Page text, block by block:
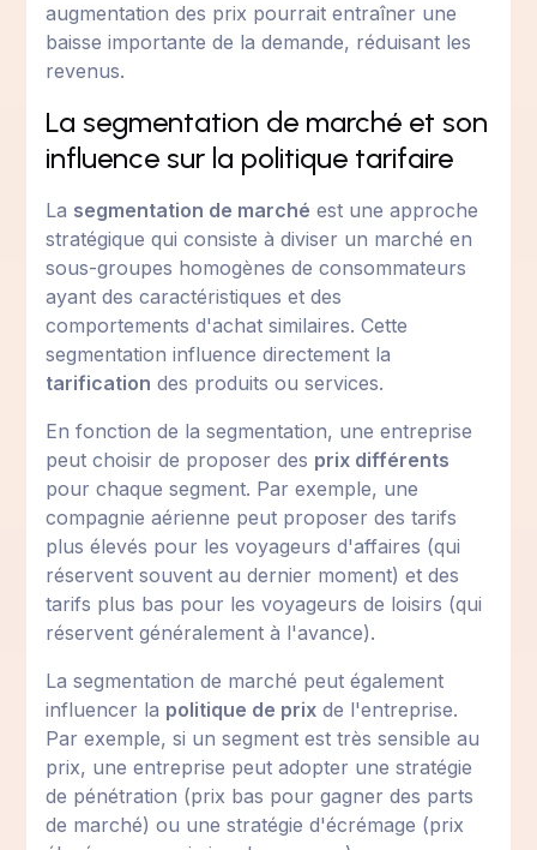
augmentation des prix pourrait entraîner une
baisse importante de la demande, réduisant les
revenus.
La segmentation de marché et son
influence sur la politique tarifaire
La segmentation de marché est une approche
stratégique qui consiste à diviser un marché en
sous-groupes homogènes de consommateurs
ayant des caractéristiques et des
comportements d'achat similaires. Cette
segmentation influence directement la
tarification des produits ou services.
En fonction de la segmentation, une entreprise
peut choisir de proposer des prix différents
pour chaque segment. Par exemple, une
compagnie aérienne peut proposer des tarifs
plus élevés pour les voyageurs d'affaires (qui
réservent souvent au dernier moment) et des
tarifs plus bas pour les voyageurs de loisirs (qui
réservent généralement à l'avance).
La segmentation de marché peut également
influencer la politique de prix de l'entreprise.
Par exemple, si un segment est très sensible au
prix, une entreprise peut adopter une stratégie
de pénétration (prix bas pour gagner des parts
de marché) ou une stratégie d'écrémage (prix